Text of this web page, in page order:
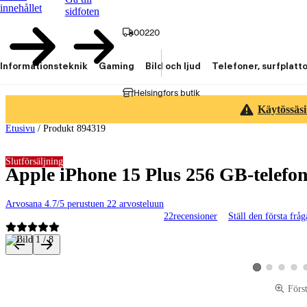
innehållet
sidfoten
00220
Helsingfors butik
Informationsteknik Gaming Bild och ljud Telefoner,
Etusivu / Produkt 894319
Apple iPhone 15 Plus 256 GB-
Arvosana 4.7/5 perustuen 22 arvosteluun
22recensioner Ställ den första
Slutförsäljning
Produktbilder och videor
Visa produktbild
Visa produktbild
Visa Visa